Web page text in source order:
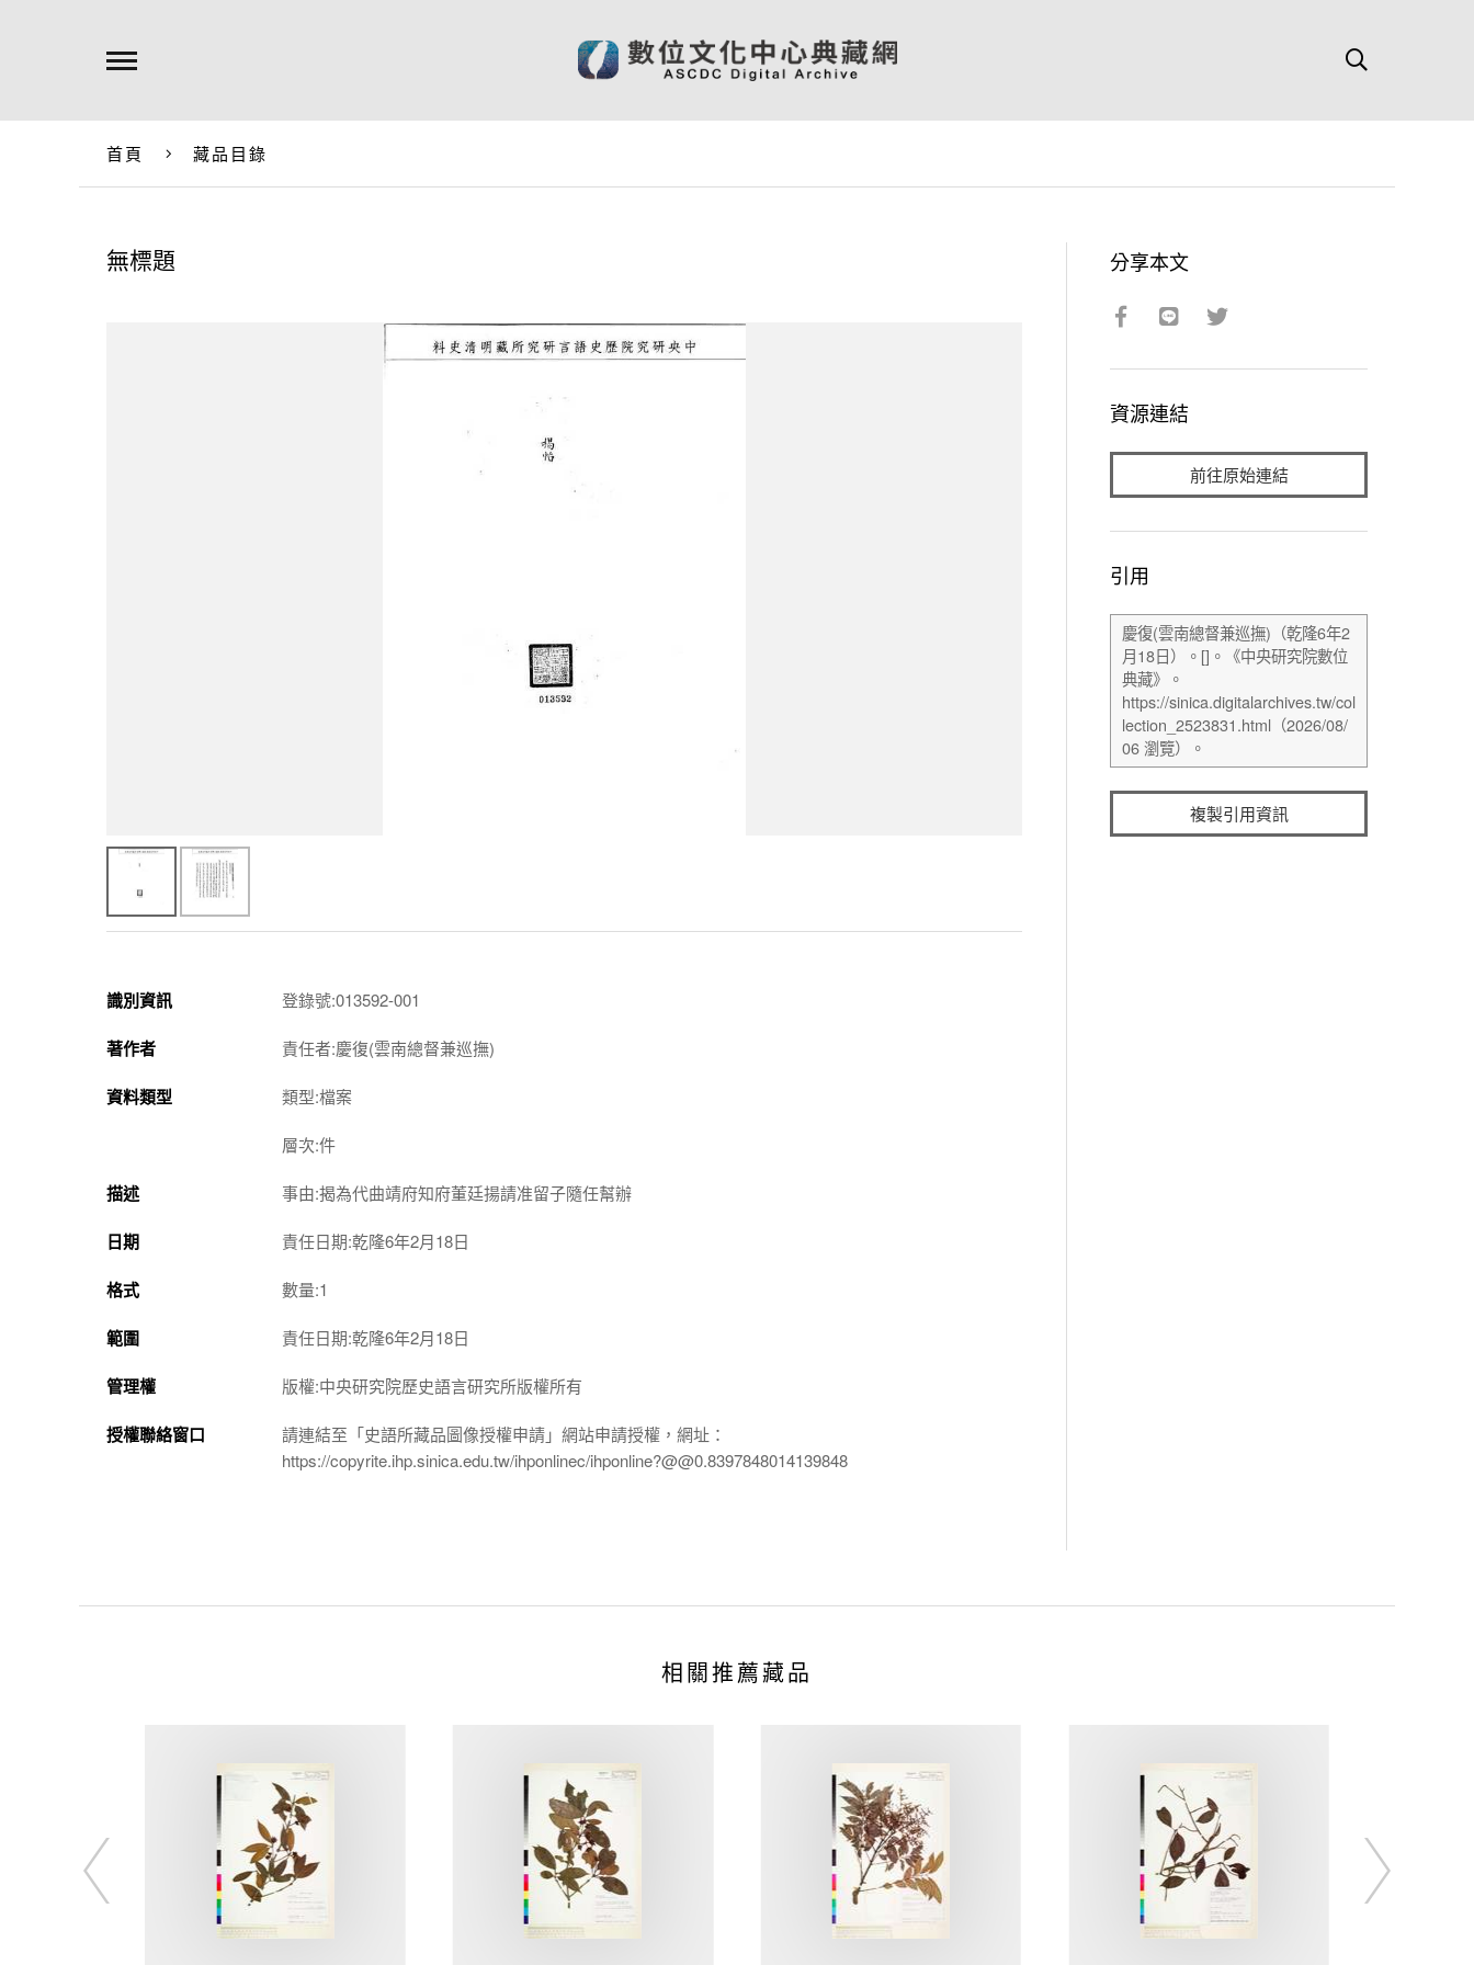
首頁 藏品目錄
無標題
識別資訊 登錄號:013592-001
著作者 責任者:慶復(雲南總督兼巡撫)
資料類型 類型:檔案
層次:件
描述 事由:揭為代曲靖府知府董廷揚請准留子隨任幫辦
日期 責任日期:乾隆6年2月18日
格式 數量:1
範圍 責任日期:乾隆6年2月18日
管理權 版權:中央研究院歷史語言研究所版權所有
授權聯絡窗口
請連結至「史語所藏品圖像授權申請」網站申請授權，網址：
https://copyrite.ihp.sinica.edu.tw/ihponlinec/ihponline?@@0.8397848014139848
分享本文
資源連結
前往原始連結
引用
複製引用資訊
相關推薦藏品